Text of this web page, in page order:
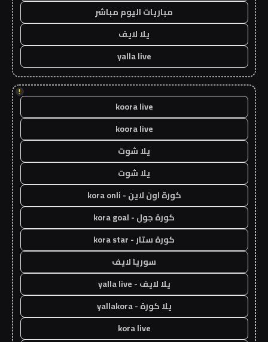
مباريات اليوم مباشر
يلا لايف
yalla live
!
koora live
koora live
يلا شوت
يلا شوت
كورة اون لاين - kora onli
كورة جول - kora goal
كورة ستار - kora star
سوريا لايف
يلا لايف - yalla live
يلا كورة - yallakora
kora live